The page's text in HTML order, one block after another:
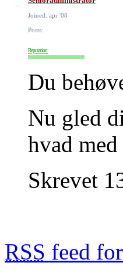
Joined: apr '08
Posts:
Reputation:
Du
Nu gled
hvad
Skrevet
RSS feed